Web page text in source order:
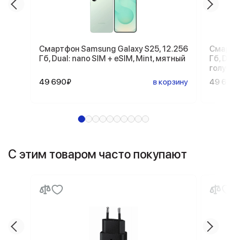
Смартфон Samsung Galaxy S25, 12.256
Гб, Dual: nano SIM + eSIM, Mint, мятный
49 690₽ в корзину
Гб,
49
С этим товаром часто покупают